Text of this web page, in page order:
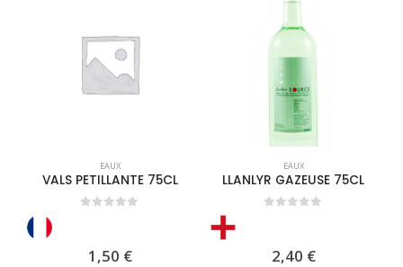
EAUX
VALS PETILLANTE 75CL
1,50 €
EAUX
LLANLYR GAZEUSE 75CL
2,40 €